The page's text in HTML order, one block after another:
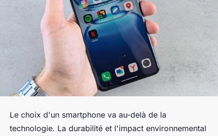
Le choix d'un smartphone va au-delà de la
technologie. La durabilité et l'impact environnemental